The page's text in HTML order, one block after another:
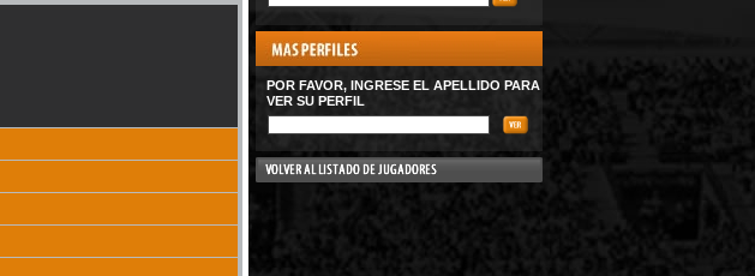
POR FAVOR, INGRESE EL APELLIDO PARA
VER SU PERFIL